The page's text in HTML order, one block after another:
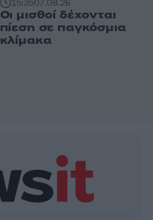
15:3507.08.26
Οι μισθοί δέχονται
πίεση σε παγκόσμια
κλίμακα